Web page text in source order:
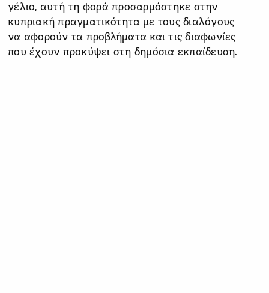
γέλιο, αυτή τη φορά προσαρμόστηκε στην
κυπριακή πραγματικότητα με τους διαλόγους
να αφορούν τα προβλήματα και τις διαφωνίες
που έχουν προκύψει στη δημόσια εκπαίδευση.